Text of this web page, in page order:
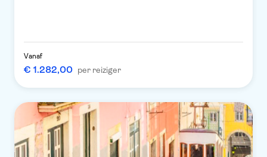
Vanaf
€ 1.282,00 per reiziger